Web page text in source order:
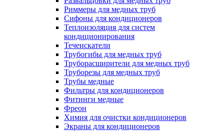
Риммеры для медных труб
Сифоны для кондиционеров
Теплоизоляция для систем
кондиционирования
Течеискатели
Трубогибы для медных труб
Труборасширители для медных труб
Труборезы для медных труб
Трубы медные
Фильтры для кондиционеров
Фитинги медные
Фреон
Химия для очистки кондиционеров
Экраны для кондиционеров